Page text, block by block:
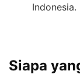
Indonesia.
Siapa